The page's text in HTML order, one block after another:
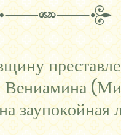
Вениамина
заупокойная